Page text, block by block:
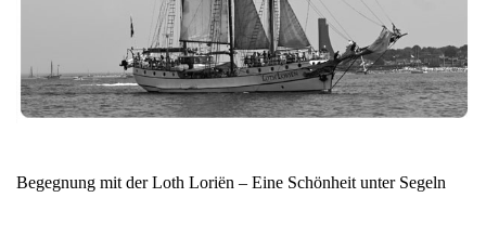
Begegnung mit der Loth Loriën – Eine Schönheit unter Segeln